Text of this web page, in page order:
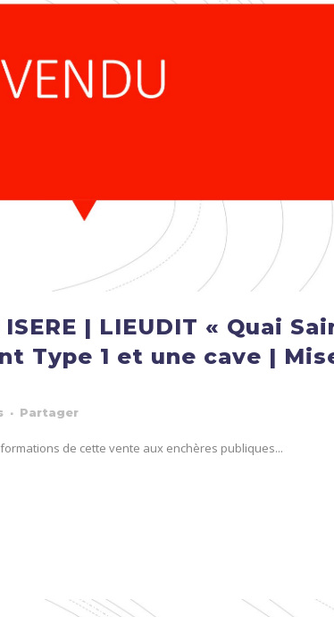
ISERE | LIEUDIT « Quai
Type 1 et une cave |
Partager
de cette vente aux enchères publiques...